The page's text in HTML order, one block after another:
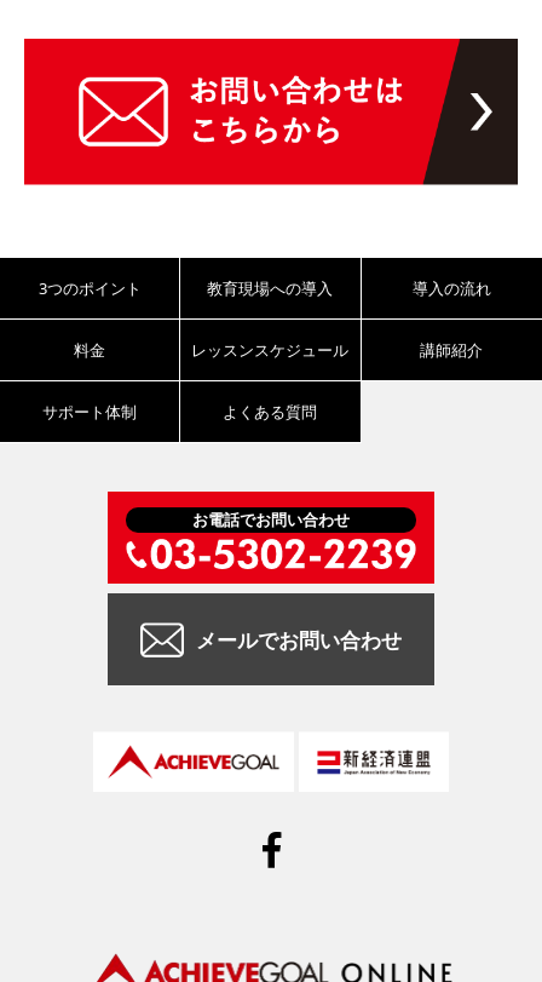
3つのポイント 教育現場への導入 導入の流れ
料金 レッスンスケジュール 講師紹介
サポート体制 よくある質問
お電話でお問い合わせ
メールでお問い合わせ